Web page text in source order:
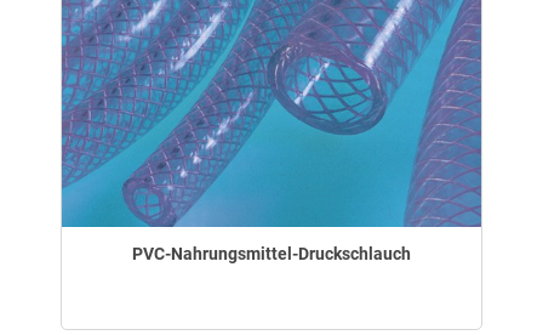
PVC-Nahrungsmittel-Druckschlauch